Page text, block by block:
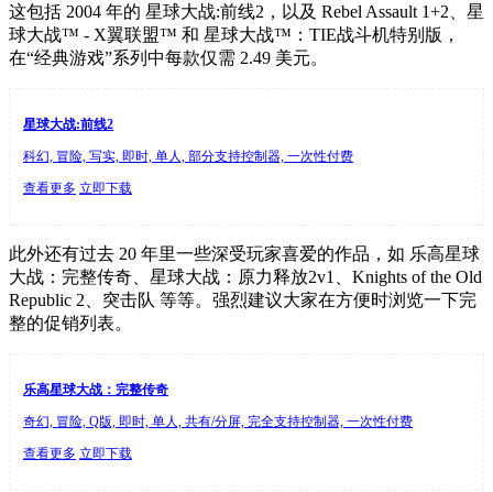
这包括 2004 年的 星球大战:前线2，以及 Rebel Assault 1+2、星
球大战™ - X翼联盟™ 和 星球大战™：TIE战斗机特别版，
在“经典游戏”系列中每款仅需 2.49 美元。
星球大战:前线2
科幻, 冒险, 写实, 即时, 单人, 部分支持控制器, 一次性付费
查看更多 立即下载
此外还有过去 20 年里一些深受玩家喜爱的作品，如 乐高星球
大战：完整传奇、星球大战：原力释放2v1、Knights of the Old
Republic 2、突击队 等等。强烈建议大家在方便时浏览一下完
整的促销列表。
乐高星球大战：完整传奇
奇幻, 冒险, Q版, 即时, 单人, 共有/分屏, 完全支持控制器, 一次性付费
查看更多 立即下载